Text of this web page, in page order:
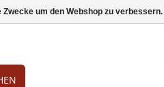
um den Webshop zu